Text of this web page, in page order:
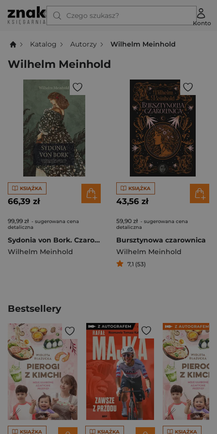
Czego szukasz?
Konto
Katalog Autorzy Wilhelm Meinhold
Wilhelm Meinhold
KSIĄŻKA
66,39 zł
99,99 zł - sugerowana cena
detaliczna
Sydonia von Bork. Czarownica, która zniszczyła pomorską dynastię książęcą
Wilhelm Meinhold
KSIĄŻKA
43,56 zł
59,90 zł - sugerowana cena
detaliczna
Bursztynowa czarownica
Wilhelm Meinhold
7,1 (53)
Bestsellery
KSIĄŻKA KSIĄŻKA KSIĄŻKA